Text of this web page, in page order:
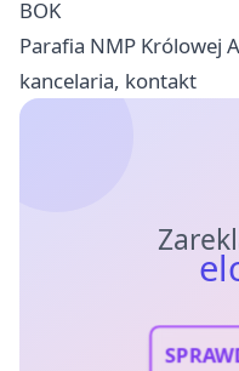
BOK
Parafia NMP Królowej
kancelaria, kontakt